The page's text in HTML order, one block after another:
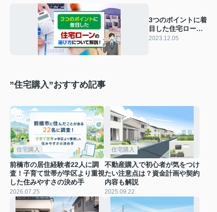
3つのポイントに着
目した住宅ローン
の選び方について
2023.12.05
”住宅購入”おすすめ記事
住宅購入
前橋市の居住経験者22人に調
査！子育て世帯が学区より重視
した住みやすさの決め手
2026.07.25
住宅購入
不動産購入で初心者が気をつけ
たい注意点は？資金計画や契約
内容も解説
2025.09.22